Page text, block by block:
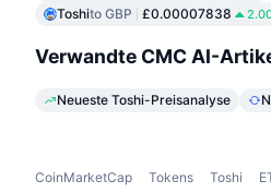
Toshito GBP £0.00007838
Verwandte CMC AI-
Neueste Toshi-Preisanalyse
CoinMarketCap Tokens Toshi